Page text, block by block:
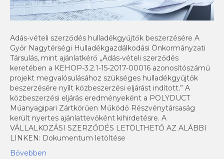
Adás-vételi szerződés hulladékgyűjtők beszerzésére A
Győr Nagytérségi Hulladékgazdálkodási Önkormányzati
Társulás, mint ajánlatkérő „Adás-vételi szerződés
keretében a KEHOP-3.2.1-15-2017-00016 azonosítószámú
projekt megvalósulásához szükséges hulladékgyűjtők
beszerzésére nyílt közbeszerzési eljárást indított.” A
közbeszerzési eljárás eredményeként a POLYDUCT
Műanyagipari Zártkörűen Működő Részvénytársaság
került nyertes ajánlattevőként kihirdetésre. A
VÁLLALKOZÁSI SZERZŐDÉS LETÖLTHETŐ AZ ALÁBBI
LINKEN: Dokumentum letöltése
Bővebben